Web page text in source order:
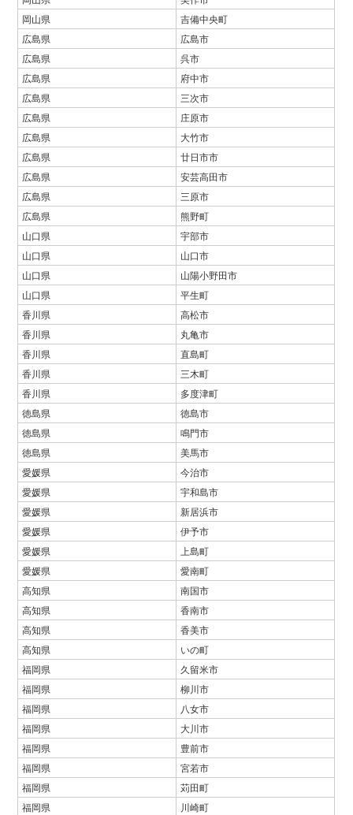
岡山県
吉備中央町
広島県
広島市
広島県
呉市
広島県
府中市
広島県
三次市
広島県
庄原市
広島県
大竹市
広島県
廿日市市
広島県
安芸高田市
広島県
三原市
広島県
熊野町
山口県
宇部市
山口県
山口市
山口県
山陽小野田市
山口県
平生町
香川県
高松市
香川県
丸亀市
香川県
直島町
香川県
三木町
香川県
多度津町
徳島県
徳島市
徳島県
鳴門市
徳島県
美馬市
愛媛県
今治市
愛媛県
宇和島市
愛媛県
新居浜市
愛媛県
伊予市
愛媛県
上島町
愛媛県
愛南町
高知県
南国市
高知県
香南市
高知県
香美市
高知県
いの町
福岡県
久留米市
福岡県
柳川市
福岡県
八女市
福岡県
大川市
福岡県
豊前市
福岡県
宮若市
福岡県
苅田町
福岡県
川崎町